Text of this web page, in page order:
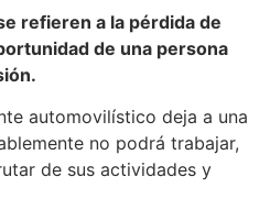
refieren a la pérdida de
de una persona
automovilístico deja a una
no podrá trabajar,
de sus actividades y